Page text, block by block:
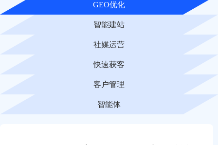
GEO优化
智能建站
社媒运营
快速获客
客户管理
智能体